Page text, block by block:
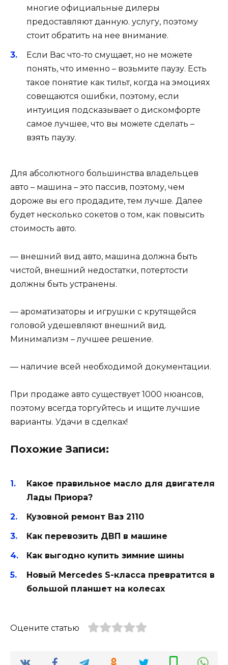
многие официальные дилеры
предоставляют данную. услугу, поэтому
стоит обратить на нее внимание.
Если Вас что-то смущает, но не можете
понять, что именно – возьмите паузу. Есть
такое понятие как тильт, когда на эмоциях
совещаются ошибки, поэтому, если
интуиция подсказывает о дискомфорте
самое лучшее, что вы можете сделать –
взять паузу.
Для абсолютного большинства владельцев
авто – машина – это пассив, поэтому, чем
дороже вы его продадите, тем лучше. Далее
будет несколько сокетов о том, как повысить
стоимость авто.
— внешний вид авто, машина должна быть
чистой, внешний недостатки, потертости
должны быть устранены.
— ароматизаторы и игрушки с крутящейся
головой удешевляют внешний вид.
Минимализм – лучшее решение.
— наличие всей необходимой документации.
При продаже авто существует 1000 нюансов,
поэтому всегда торгуйтесь и ищите лучшие
варианты. Удачи в сделках!
Похожие Записи:
Какое правильное масло для двигателя
Лады Приора?
Кузовной ремонт Ваз 2110
Как перевозить ДВП в машине
Как выгодно купить зимние шины
Новый Mercedes S-класса превратится в
большой планшет на колесах
Оцените статью